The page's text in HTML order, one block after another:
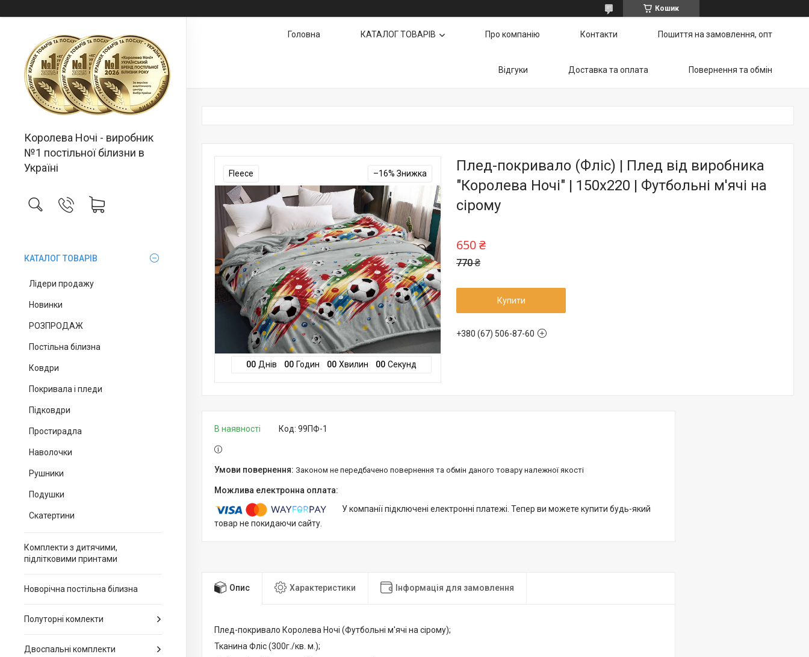
Кошик
Королева Ночі - виробник
№1 постільної білизни в
Україні
КАТАЛОГ ТОВАРІВ
Лідери продажу
Новинки
РОЗПРОДАЖ
Постільна білизна
Ковдри
Покривала і пледи
Підковдри
Простирадла
Наволочки
Рушники
Подушки
Скатертини
Комплекти з дитячими,
підлітковими принтами
Новорічна постільна білизна
Полуторні комлекти
Двоспальні комплекти
Головна КАТАЛОГ ТОВАРІВ Про компанію Контакти Пошиття на замовлення, опт
Відгуки Доставка та оплата Повернення та обмін
Fleece –16%
00 Днів 00 Годин 00 Хвилин 00 Секунд
Плед-покривало (Фліс) | Плед від виробника
"Королева Ночі" | 150х220 | Футбольні м'ячі на
сірому
770 ₴
650 ₴
Купити
+380 (67) 506-87-60
В наявності Код: 99ПФ-1
Законом не передбачено повернення та обмін даного товару належної якості
У компанії підключені електронні платежі. Тепер ви можете купити будь-який
товар не покидаючи сайту.
Опис Характеристики Інформація для замовлення
Плед-покривало Королева Ночі (Футбольні м'ячі на сірому);
Тканина Фліс (300г./кв. м.);